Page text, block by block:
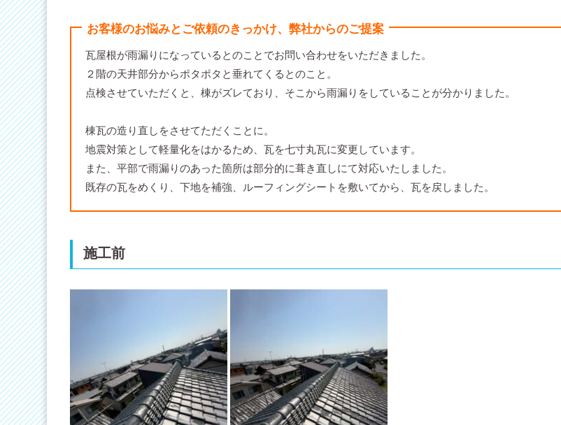
お客様のお悩みとご依頼のきっかけ、弊社からのご提案
瓦屋根が雨漏りになっているとのことでお問い合わせをいただきました。
２階の天井部分からポタポタと垂れてくるとのこと。
点検させていただくと、棟がズレており、そこから雨漏りをしていることが分かりました。
棟瓦の造り直しをさせてただくことに。
地震対策として軽量化をはかるため、瓦を七寸丸瓦に変更しています。
また、平部で雨漏りのあった箇所は部分的に葺き直しにて対応いたしました。
既存の瓦をめくり、下地を補強、ルーフィングシートを敷いてから、瓦を戻しました。
施工前